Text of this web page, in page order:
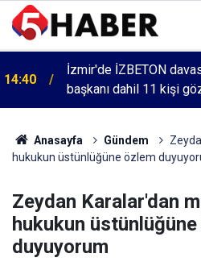
14:40
İzmir'de İZBETON
başkanı dahil 11 kişi
Anasayfa Gündem
hukukun üstünlüğüne özlem
Zeydan Karalar'dan
hukukun
duyuyorum